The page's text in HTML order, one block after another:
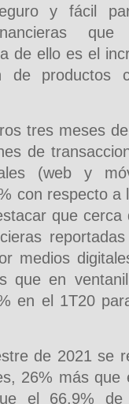
y fácil
de ello es el
de productos
tres meses
de
(web y
con respecto a
que
medios
que en
en el 1T20
de 2021 se
26% más
el 66.9%